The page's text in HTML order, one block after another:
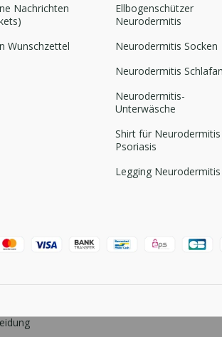
Nachrichten
Wunschzettel
Ellbogenschützer
Neurodermitis
Neurodermitis Socken
Neurodermitis
Neurodermitis-
Unterwäsche
Shirt für
Psoriasis
Legging Neurodermitis